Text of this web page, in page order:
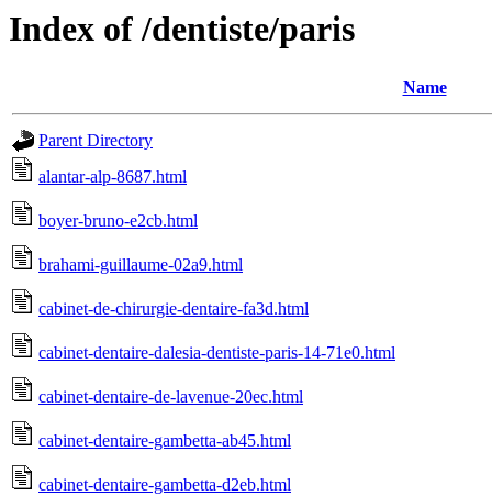
Index of /dentiste/paris
Name
Parent Directory
alantar-alp-8687.html
boyer-bruno-e2cb.html
brahami-guillaume-02a9.html
cabinet-de-chirurgie-dentaire-fa3d.html
cabinet-dentaire-dalesia-dentiste-paris-14-71e0.html
cabinet-dentaire-de-lavenue-20ec.html
cabinet-dentaire-gambetta-ab45.html
cabinet-dentaire-gambetta-d2eb.html